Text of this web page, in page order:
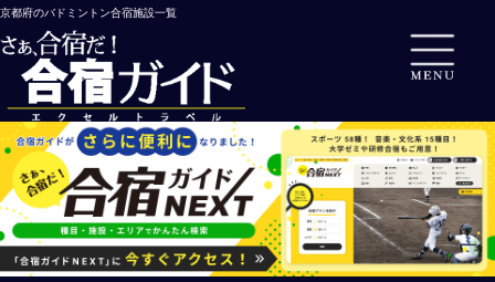
京都府のバドミントン合宿施設一覧